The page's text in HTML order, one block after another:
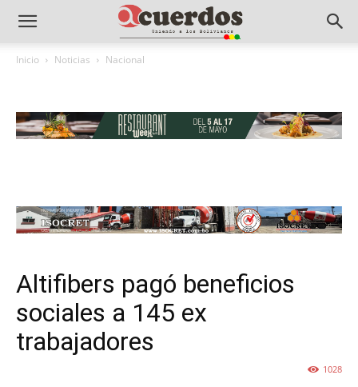
Inicio Noticias Nacional
Altifibers pagó beneficios
sociales a 145 ex
trabajadores
1028